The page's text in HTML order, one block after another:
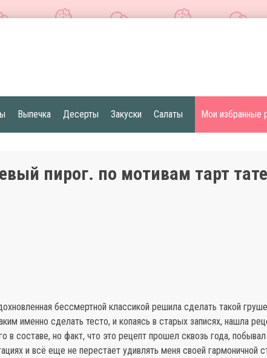
Выпечка Десерты Закуски Салаты Мои избранные
пирог. по мотивам тарт
бессмертной классикой решила сделать такой
именно сделать тесто, и копаясь в старых записях, нашла
в составе, но факт, что это рецепт прошел сквозь года,
и всё еще не перестает удивлять меня своей гармоничной